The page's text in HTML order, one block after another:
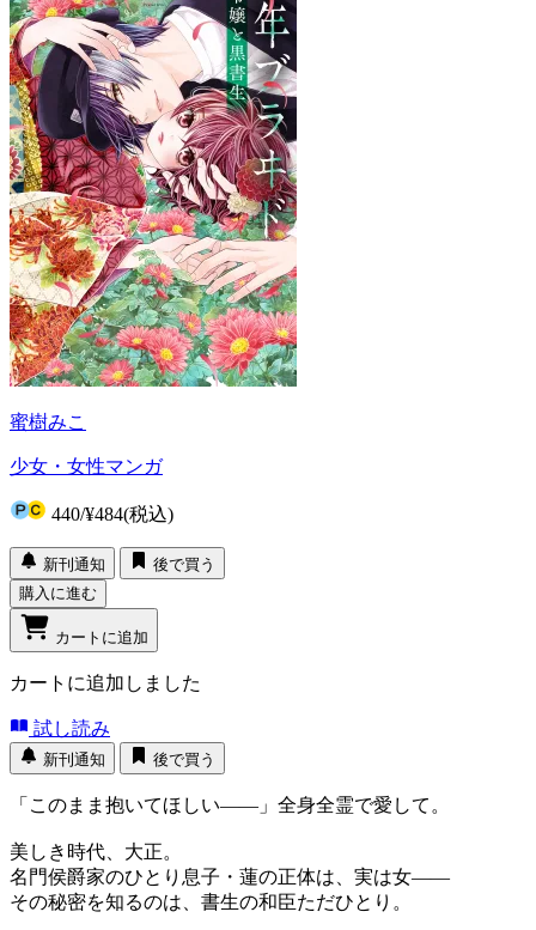
蜜樹みこ
少女・女性マンガ
440/¥484(税込)
新刊通知
後で買う
購入に進む
カートに追加
カートに追加しました
試し読み
新刊通知 後で買う
「このまま抱いてほしい――」全身全霊で愛して。
美しき時代、大正。
名門侯爵家のひとり息子・蓮の正体は、実は女――
その秘密を知るのは、書生の和臣ただひとり。